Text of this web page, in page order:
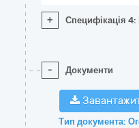
+ Специфікація
- Документи
Тип документа: